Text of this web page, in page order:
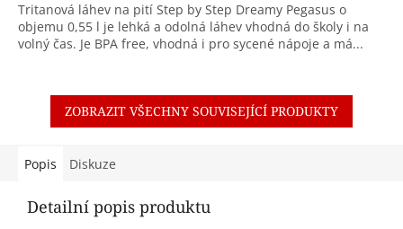
Tritanová láhev na pití Step by Step Dreamy Pegasus o
objemu 0,55 l je lehká a odolná láhev vhodná do školy i na
volný čas. Je BPA free, vhodná i pro sycené nápoje a má...
ZOBRAZIT VŠECHNY SOUVISEJÍCÍ PRODUKTY
Popis Diskuze
Detailní popis produktu